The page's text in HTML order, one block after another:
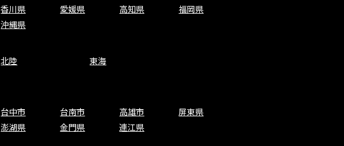
香川県 愛媛県 高知県
福岡県
沖縄県
北陸
東海
台中市 台南市 高雄市
屏東県
澎湖県 金門県 連江県